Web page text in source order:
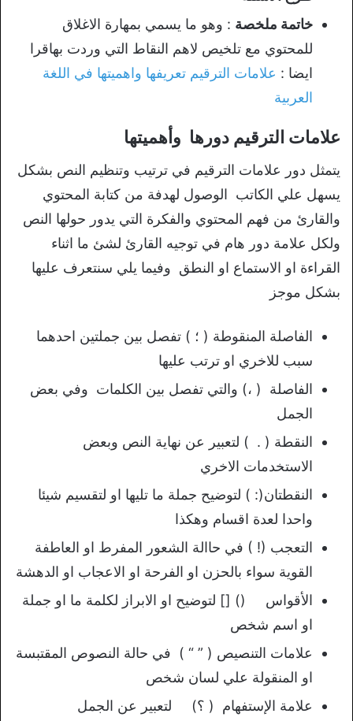
خاتمة ملخصة : وهو ما يسمي بمهارة الاغلاق
للمحتوي مع تلخيص لاهم النقاط التي وردت بهاقرا
ايضا : علامات الترقيم تعريفها واهميتها في اللغة
العربية
علامات الترقيم دورها وأهميتها
يتمثل دور علامات الترقيم في ترتيب وتنظيم النص بشكل
يسهل علي الكاتب الوصول لهدفة من كتابة المحتوي
والقارئ من فهم المحتوي والفكرة التي يدور حولها النص
ولكل علامة دور هام في توجيه القارئ لشئ ما اثناء
القراءة او الاستماع او النطق وفيما يلي سنتعرف عليها
بشكل موجز
الفاصلة المنقوطة ( ؛ ) تفصل بين جملتين احدهما
سبب للاخري او ترتب عليها
الفاصلة ( ،) والتي تفصل بين الكلمات وفي بعض
الجمل
النقطة ( . ) لتعبير عن نهاية النص وبعض
الاستخدمات الاخري
النقطتان(: ) لتوضيح جملة ما تليها او لتقسيم شيئا
واحدا لعدة اقسام وهكذا
التعجب (! ) في حاالة الشعور المفرط او العاطفة
القوية سواء بالحزن او الفرحة او الاعجاب او الدهشة
الأقواس () [] لتوضيح او الابراز لكلمة ما او جملة
او اسم شخص
علامات التنصيص ( ” “ ) في حالة النصوص المقتبسة
او المنقولة علي لسان شخص
علامة الإستفهام ( ؟) لتعبير عن الجمل